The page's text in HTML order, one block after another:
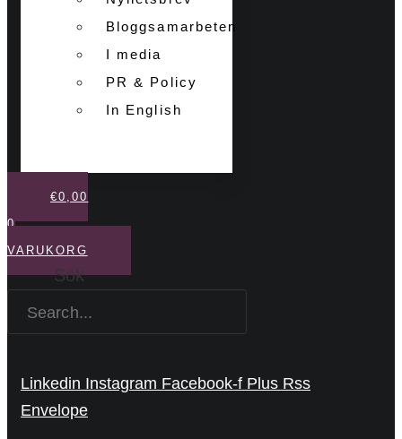
Bloggsamarbeten
I media
PR & Policy
In English
€0,00
0
VARUKORG
Sök
Linkedin Instagram Facebook-f Plus Rss
Envelope